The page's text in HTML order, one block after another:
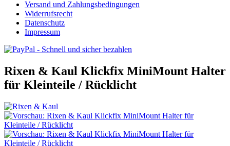
Versand und Zahlungsbedingungen
Widerrufsrecht
Datenschutz
Impressum
Rixen & Kaul Klickfix MiniMount Halter
für Kleinteile / Rücklicht